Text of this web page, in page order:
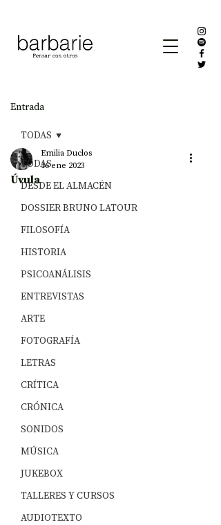
Entrada
TODAS
DESDE EL ALMACÉN
DOSSIER BRUNO LATOUR
FILOSOFÍA
HISTORIA
PSICOANÁLISIS
ENTREVISTAS
ARTE
FOTOGRAFÍA
LETRAS
CRÍTICA
CRÓNICA
SONIDOS
MÚSICA
JUKEBOX
TALLERES Y CURSOS
AUDIOTEXTO
TODAS
Úvula
Emilia Duclos
16 ene 2023